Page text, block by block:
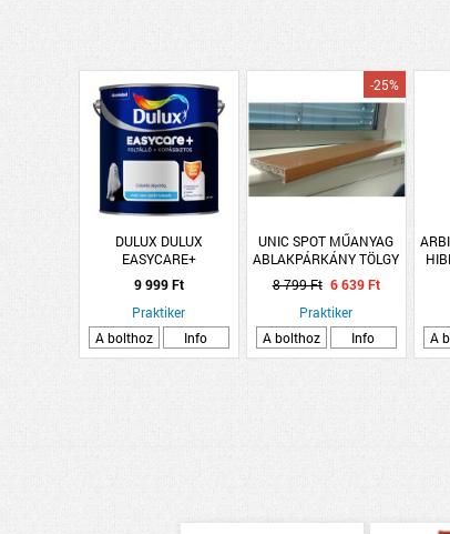
DULUX DULUX
EASYCARE+
FOLTÁLLÓ+KOPÁSBIZTOS
BELTÉRI FALFESTÉK 2,5L
CSIPKÉS JÉGVIRÁG
9 999 Ft
Praktiker
A bolthoz
Info
UNIC SPOT MŰANYAG
ABLAKPÁRKÁNY TÖLGY
124X25CM
-25%
8 799 Ft 6 639 Ft
Praktiker
A bolthoz
Info
A